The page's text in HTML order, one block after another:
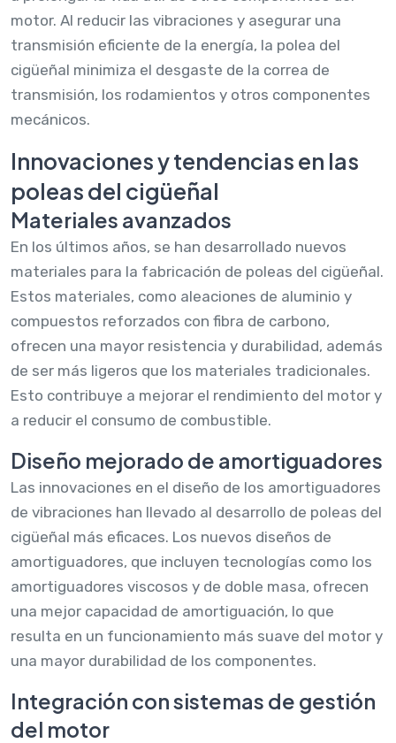
motor. Al reducir las vibraciones y asegurar una
transmisión eficiente de la energía, la polea del
cigüeñal minimiza el desgaste de la correa de
transmisión, los rodamientos y otros componentes
mecánicos.
Innovaciones y tendencias en las
poleas del cigüeñal
Materiales avanzados
En los últimos años, se han desarrollado nuevos
materiales para la fabricación de poleas del cigüeñal.
Estos materiales, como aleaciones de aluminio y
compuestos reforzados con fibra de carbono,
ofrecen una mayor resistencia y durabilidad, además
de ser más ligeros que los materiales tradicionales.
Esto contribuye a mejorar el rendimiento del motor y
a reducir el consumo de combustible.
Diseño mejorado de amortiguadores
Las innovaciones en el diseño de los amortiguadores
de vibraciones han llevado al desarrollo de poleas del
cigüeñal más eficaces. Los nuevos diseños de
amortiguadores, que incluyen tecnologías como los
amortiguadores viscosos y de doble masa, ofrecen
una mejor capacidad de amortiguación, lo que
resulta en un funcionamiento más suave del motor y
una mayor durabilidad de los componentes.
Integración con sistemas de gestión
del motor